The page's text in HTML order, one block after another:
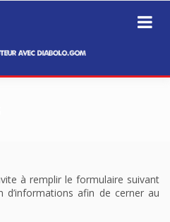
à remplir le formulaire suivant
afin de cerner au